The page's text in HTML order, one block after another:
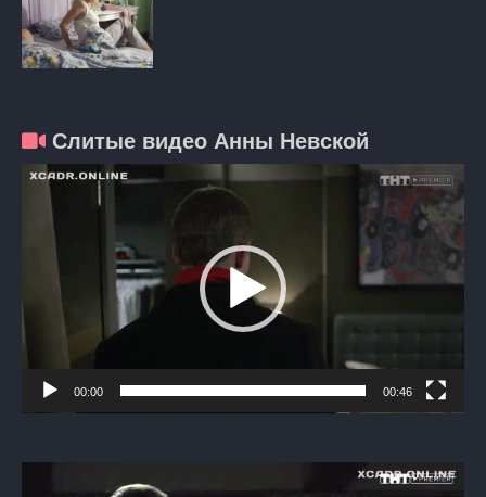
Слитые видео Анны Невской
Видеоплеер
00:00 00:46